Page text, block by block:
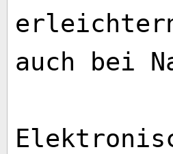
auch bei